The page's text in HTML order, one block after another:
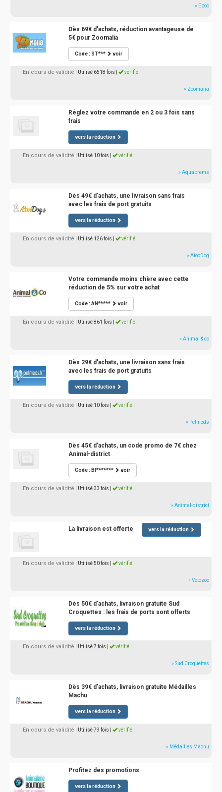
» Ezoo
Dès 69€ d'achats, réduction avantageuse de
5€ pour Zoomalia
Code : ST*** voir
En cours de validité | Utilisé 6518 fois vérifié !
» Zoomalia
Réglez votre commande en 2 ou 3 fois sans
frais
vers la réduction
En cours de validité | Utilisé 10 fois vérifié !
» Aquaprems
Dès 49€ d'achats, une livraison sans frais
avec les frais de port gratuits
vers la réduction
En cours de validité | Utilisé 126 fois vérifié !
» AtooDog
Votre commande moins chère avec cette
réduction de 5% sur votre achat
Code : AN***** voir
En cours de validité | Utilisé 861 fois vérifié !
» Animal & co
Dès 29€ d'achats, une livraison sans frais
avec les frais de port gratuits
vers la réduction
En cours de validité | Utilisé 10 fois vérifié !
» Petmeds
Dès 45€ d'achats, un code promo de 7€ chez
Animal-district
Code : BI******* voir
En cours de validité | Utilisé 33 fois vérifié !
» Animal-district
La livraison est offerte vers la réduction
En cours de validité | Utilisé 50 fois vérifié !
» Vetozoo
Dès 50€ d'achats, livraison gratuite Sud
Croquettes : les frais de ports sont offerts
vers la réduction
En cours de validité | Utilisé 7 fois vérifié !
» Sud Croquettes
Dès 39€ d'achats, livraison gratuite Médailles
Machu
vers la réduction
En cours de validité | Utilisé 79 fois vérifié !
» Médailles Machu
Profitez des promotions
vers la réduction